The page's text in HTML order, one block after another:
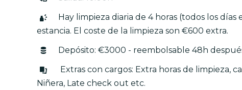
Hay limpieza diaria de 4 horas (todos los
estancia. El coste de la limpieza son €600 extra.
Depósito: €3000 - reembolsable 48h
Extras con cargos: Extra horas de limpieza,
Niñera, Late check out etc.